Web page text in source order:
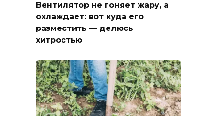
Вентилятор не гоняет жару, а
охлаждает: вот куда его
разместить — делюсь
хитростью